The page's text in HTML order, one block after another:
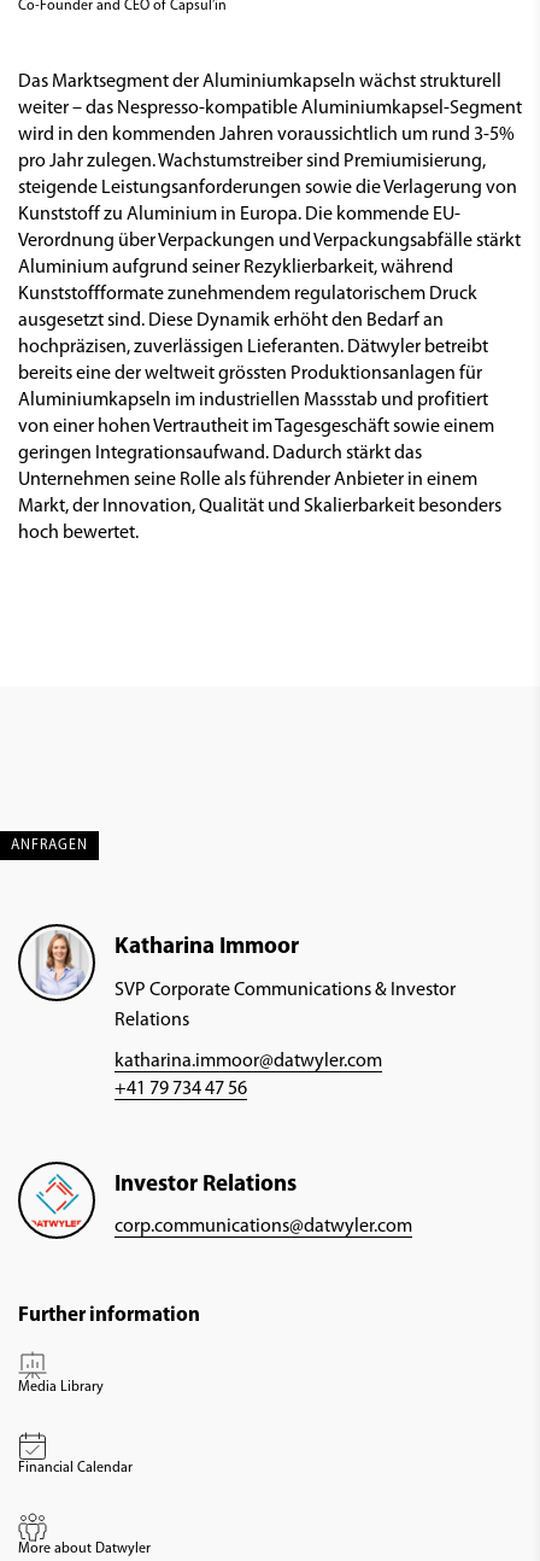
Co-Founder and CEO of Capsul’in
Das Marktsegment der Aluminiumkapseln wächst strukturell
weiter – das Nespresso-kompatible Aluminiumkapsel-Segment
wird in den kommenden Jahren voraussichtlich um rund 3-5%
pro Jahr zulegen. Wachstumstreiber sind Premiumisierung,
steigende Leistungsanforderungen sowie die Verlagerung von
Kunststoff zu Aluminium in Europa. Die kommende EU-
Verordnung über Verpackungen und Verpackungsabfälle stärkt
Aluminium aufgrund seiner Rezyklierbarkeit, während
Kunststoffformate zunehmendem regulatorischem Druck
ausgesetzt sind. Diese Dynamik erhöht den Bedarf an
hochpräzisen, zuverlässigen Lieferanten. Dätwyler betreibt
bereits eine der weltweit grössten Produktionsanlagen für
Aluminiumkapseln im industriellen Massstab und profitiert
von einer hohen Vertrautheit im Tagesgeschäft sowie einem
geringen Integrationsaufwand. Dadurch stärkt das
Unternehmen seine Rolle als führender Anbieter in einem
Markt, der Innovation, Qualität und Skalierbarkeit besonders
hoch bewertet.
ANFRAGEN
Katharina Immoor
SVP Corporate Communications & Investor
Relations
katharina.immoor@datwyler.com
+41 79 734 47 56
Investor Relations
corp.communications@datwyler.com
Further information
Media Library
Financial Calendar
More about Datwyler